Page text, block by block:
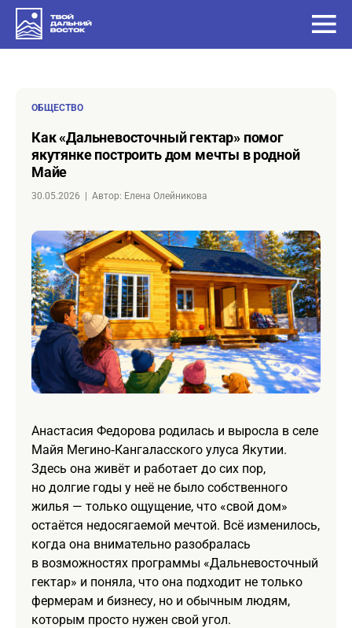
ОБЩЕСТВО
Как «Дальневосточный гектар» помог
якутянке построить дом мечты в родной
Майе
30.05.2026 Автор: Елена Олейникова
Анастасия Федорова родилась и выросла в селе
Майя Мегино‑Кангаласского улуса Якутии.
Здесь она живёт и работает до сих пор,
но долгие годы у неё не было собственного
жилья — только ощущение, что «свой дом»
остаётся недосягаемой мечтой. Всё изменилось,
когда она внимательно разобралась
в возможностях программы «Дальневосточный
гектар» и поняла, что она подходит не только
фермерам и бизнесу, но и обычным людям,
которым просто нужен свой угол.